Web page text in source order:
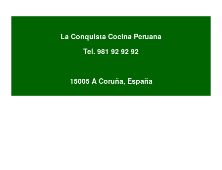
La Conquista Cocina Peruana
Tel. 981 92 92 92
15005 A Coruña, España